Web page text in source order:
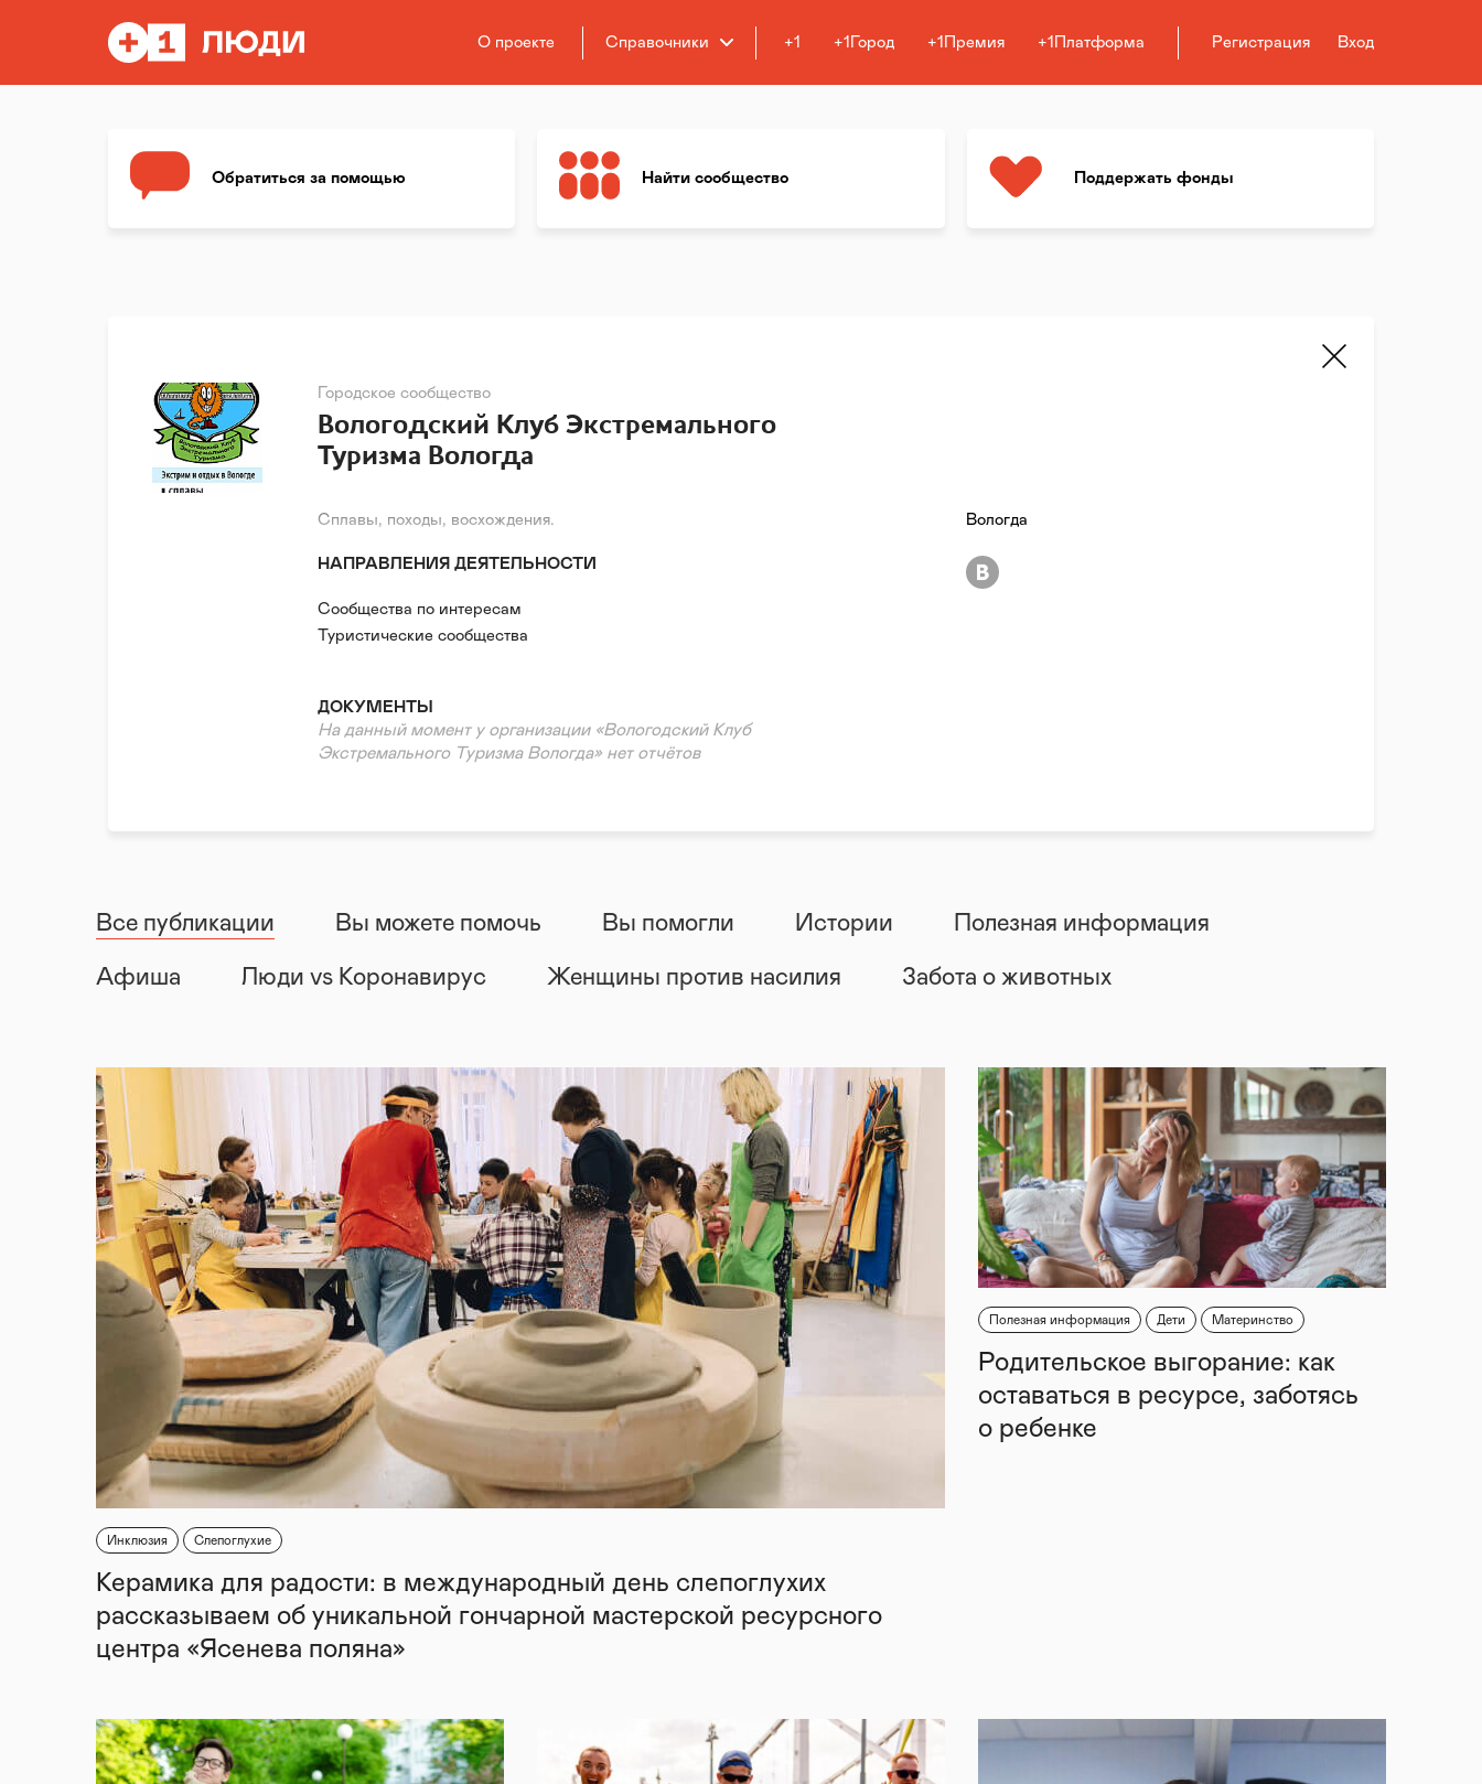
О проекте Справочники +1 +1Город +1Премия +1Платформа Регистрация Вход
Обратиться за помощью Найти сообщество Поддержать фонды
Городское сообщество
Вологодский Клуб Экстремального
Туризма Вологда
Сплавы, походы, восхождения.
НАПРАВЛЕНИЯ ДЕЯТЕЛЬНОСТИ
Сообщества по интересам
Туристические сообщества
ДОКУМЕНТЫ
На данный момент у организации «Вологодский Клуб
Экстремального Туризма Вологда» нет отчётов
Вологда
Все публикации Вы можете помочь Вы помогли Истории Полезная информация
Афиша Люди vs Коронавирус Женщины против насилия Забота о животных
Инклюзия Слепоглухие
Керамика для радости: в международный день слепоглухих
рассказываем об уникальной гончарной мастерской ресурсного
центра «Ясенева поляна»
Полезная информация Дети Материнство
Родительское выгорание: как
оставаться в ресурсе, заботясь
о ребенке